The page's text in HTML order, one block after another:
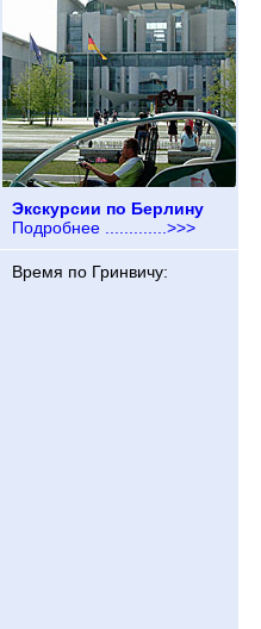
Экскурсии по Берлину
Подробнее .............>>>
Время по Гринвичу: